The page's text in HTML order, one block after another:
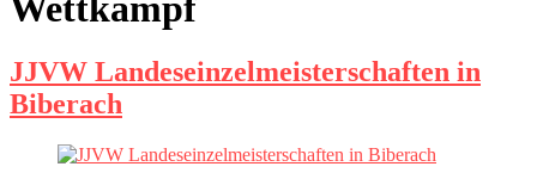
JJVW Landeseinzelmeisterschaften in
Biberach